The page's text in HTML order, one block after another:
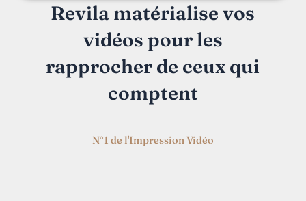
Revila matérialise vos
vidéos pour les
rapprocher de ceux qui
comptent
N°1 de l'Impression Vidéo